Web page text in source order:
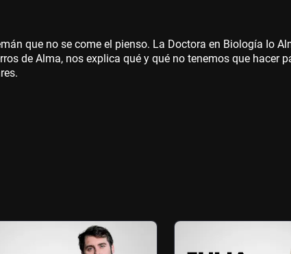
que no se come el pienso. La Doctora en Biología Io
de Alma, nos explica qué y qué no tenemos que hacer